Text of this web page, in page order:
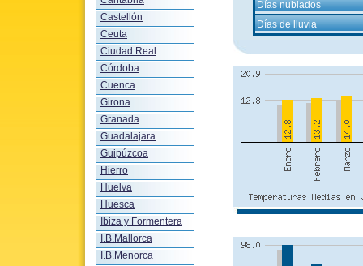
Castellón
Ceuta
Ciudad Real
Córdoba
Cuenca
Girona
Granada
Guadalajara
Guipúzcoa
Hierro
Huelva
Huesca
Ibiza y Formentera
I.B.Mallorca
I.B.Menorca
Días nublados
Días de lluvia